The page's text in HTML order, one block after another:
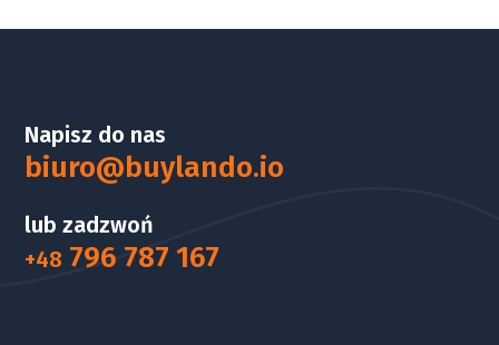
Napisz do nas
biuro@buylando.io
lub zadzwoń
+48 796 787 167